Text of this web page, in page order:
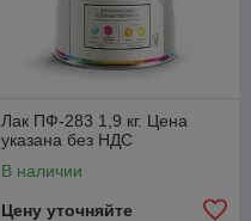
Лак ПФ-283 1,9 кг. Цена
указана без НДС
В наличии
Цену уточняйте